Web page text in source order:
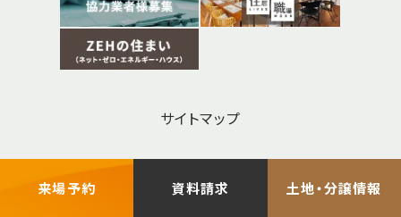
サイトマップ
来場予約 資料請求 土地・分譲情報